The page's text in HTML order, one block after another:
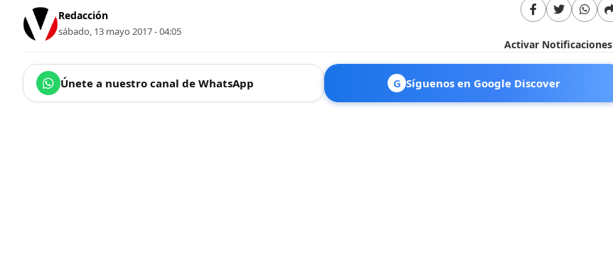
Redacción
sábado, 13 mayo 2017 - 04:05
Activar Notificaciones
Únete a nuestro canal de WhatsApp G Síguenos en Google Discover